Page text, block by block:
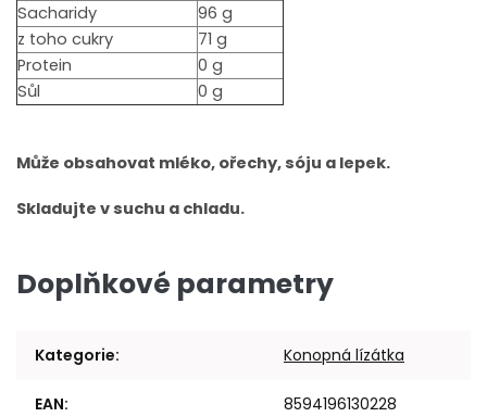
Sacharidy
96 g
z toho cukry
71 g
Protein
0 g
Sůl
0 g
Může obsahovat mléko, ořechy, sóju a lepek.
Skladujte v suchu a chladu.
Doplňkové parametry
Kategorie: Konopná lízátka
EAN: 8594196130228